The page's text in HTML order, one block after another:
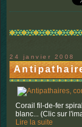
24 janvier 2008
Corail fil-de-fer
blanc... (Clic sur
Lire la suite